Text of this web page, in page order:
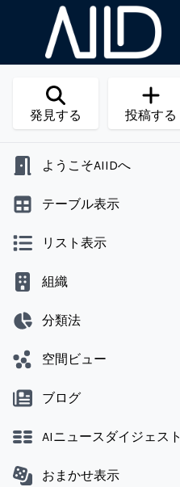
発見する 投稿する
ようこそAIIDへ
テーブル表示
リスト表示
組織
分類法
空間ビュー
ブログ
AIニュースダイジェスト
おまかせ表示